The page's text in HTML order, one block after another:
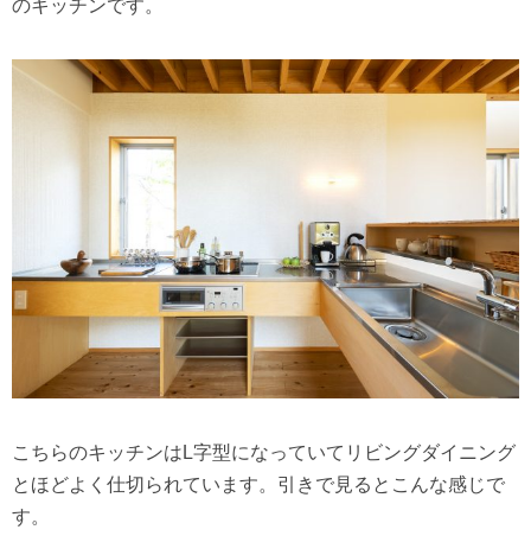
のキッチンです。
こちらのキッチンはL字型になっていてリビングダイニング
とほどよく仕切られています。引きで見るとこんな感じで
す。